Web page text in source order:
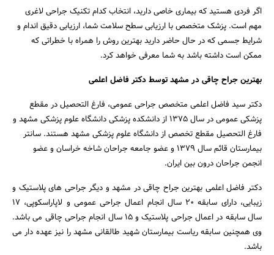
اگر فردی هستید که بیماری خاصی دارید، انتخاب کدام تکنیک جراحی لاغری
مهم است. پزشک متخصص با ارزیابی سطح سلامت شما، ارزیابی دقیق اندام و
شرایط جسمی که در حال حاضر دارید بهترین روش را همراه با خطراتی که
ممکن است داشته باشد به شما معرفی خواهد کرد.
بهترین جراح چاقی در مشهد توسط دکتر فاضل اعلمی
دکتر سید فاضل اعلمی متخصص جراحی عمومی، فارغ التحصیل در مقطع
پزشکی عمومی در سال 1375 از دانشکده پزشکی دانشگاه علوم پزشکی مشهد و
فارغ التحصیل مقطع تخصص از دانشگاه علوم پزشکی مشهد هستند. سانتر
بیمارستان قائم سال 1379 و عضو جامعه جراحان شاخه خراسان و عضو
انجمن جراحان درون بین ایران.
دکتر فاضل اعلمی بهترین جراح چاقی در مشهد و دیگر جراحی های پلاستیک و
زیبایی، دارای سابقه 20 سال انجام اعمال جراحی عمومی و لاپاراسکوپی، 17
سال سابقه در اعمال جراحی پلاستیک و 15 سال انجام جراحی چاقی می باشد.
وی همچنین سابقه ریاست بیمارستان شهید طالقانی مشهد را نیز عهده دار می
باشد.